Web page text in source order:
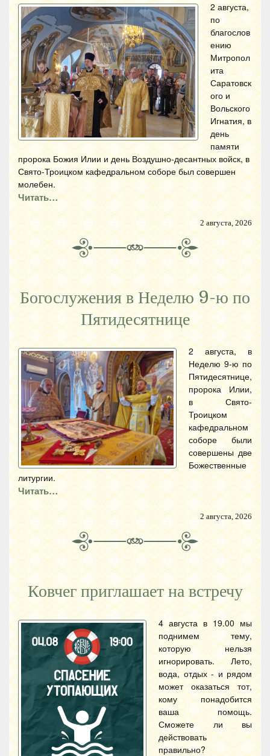
2 августа,
по
благослов
ению
Митропол
ита
Саратовск
ого и
Вольского
Игнатия, в
день
памяти
пророка Божия Илии и день Воздушно-десантных войск, в
Свято-Троицком кафедральном соборе был совершен
молебен.
Читать…
2 августа, 2026
Богослужения в Неделю 9-ю по
Пятидесятнице
2 августа, в
Неделю 9-ю по
Пятидесятнице,
пророка Илии,
в Свято-
Троицком
кафедральном
соборе были
совершены две
Божественные
литургии.
Читать…
2 августа, 2026
Ковчег приглашает на встречу
4 августа в 19.00 мы
поднимем тему,
которую нельзя
игнорировать. Лето,
вода, отдых - и рядом
может оказаться тот,
кому понадобится
ваша помощь.
Сможете ли вы
действовать
правильно?